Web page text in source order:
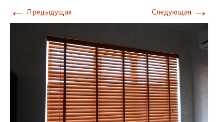
← Предыдущая Следующая →